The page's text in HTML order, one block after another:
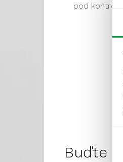
pod
Buďte